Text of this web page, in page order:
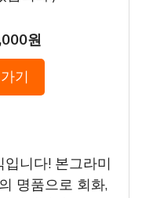
원
기
니다! 본그라미
명품으로 회화,